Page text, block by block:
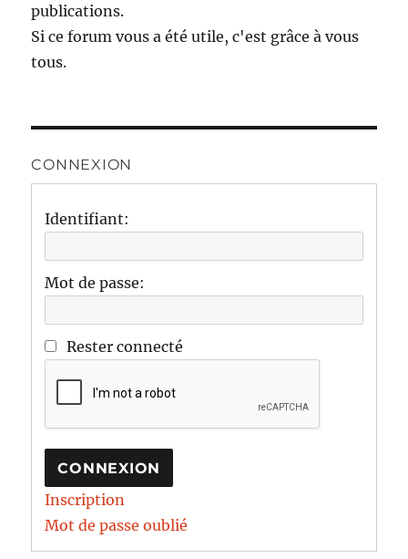
publications.
Si ce forum vous a été utile, c'est grâce à vous
tous.
CONNEXION
Identifiant:
Mot de passe:
Rester connecté
CONNEXION
Inscription
Mot de passe oublié